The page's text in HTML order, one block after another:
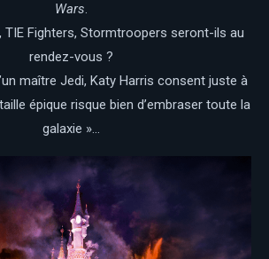
Wars.
TIE Fighters, Stormtroopers seront-ils au
rendez-vous ?
maître Jedi, Katy Harris consent juste à
épique risque bien d’embraser toute la
galaxie »…